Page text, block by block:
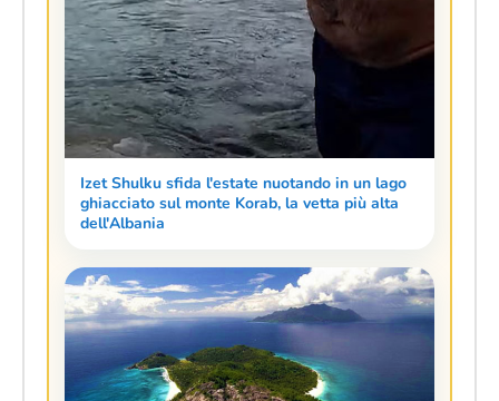
Izet Shulku sfida l'estate nuotando in un lago
ghiacciato sul monte Korab, la vetta più alta
dell'Albania